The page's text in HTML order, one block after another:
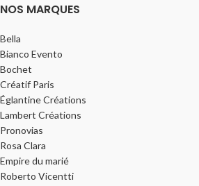
NOS MARQUES
Bella
Bianco Evento
Bochet
Créatif Paris
Églantine Créations
Lambert Créations
Pronovias
Rosa Clara
Empire du marié
Roberto Vicentti